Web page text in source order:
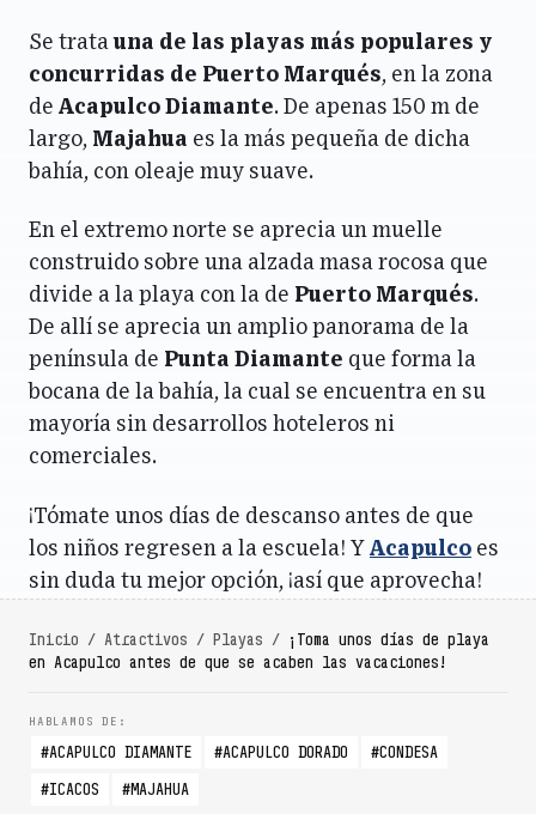
Se tratauna de las playas más populares y
concurridas de Puerto Marqués, en la zona
de Acapulco Diamante. De apenas 150 m de
largo, Majahua es la más pequeña de dicha
bahía, con oleaje muy suave.
En el extremo norte se aprecia un muelle
construido sobre una alzada masa rocosa que
divide a la playa con la de Puerto Marqués.
De allí se aprecia un amplio panorama de la
península de Punta Diamante que forma la
bocana de la bahía, la cual se encuentra en su
mayoría sin desarrollos hoteleros ni
comerciales.
¡Tómate unos días de descanso antes de que
los niños regresen a la escuela! Y Acapulco es
sin duda tu mejor opción, ¡así que aprovecha!
Inicio / Atractivos / Playas / ¡Toma unos días de playa
en Acapulco antes de que se acaben las vacaciones!
ACAPULCO DIAMANTE ACAPULCO DORADO
CONDESA
ICACOS
MAJAHUA